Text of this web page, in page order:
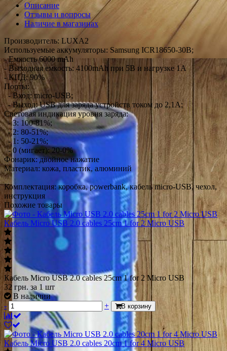
Описание
Отзывы и вопросы
Наличие в магазинах
Производитель: LUXA2
Используемые аккумуляторы: Samsung ICR18650-30B;
- Емкость 6000 mAh
- Выходная емкость: 4100mAh при 5В и нагрузке 1А
- КПД: 90%
Порты:
- Вход: micro-USB;
- Выход: USB для заряда устройств током до 2,1A;
Световая индикация уровня заряда:
- 3: 100-81%;
- 2: 80-51%;
- 1: 50-21%;
- 0 (мигает): 20-0%
Фонарик: двойное нажатие
Материал: кожа, пластик, алюминий
Комплектация: коробка, powerbank, кабель micro-USB, чехол,
инструкция
Похожие товары
Кабель Micro USB 2.0 cables 25cm 1 for 2 Micro USB
Кабель Micro USB 2.0 cables 25cm 1 for 2 Micro USB
32 грн. за 1 шт
В наличии
-
+ В корзину
Кабель Micro USB 2.0 cables 20cm 1 for 4 Micro USB